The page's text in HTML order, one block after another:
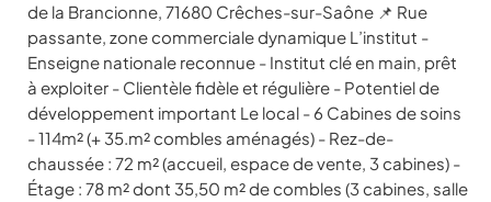
de la Brancionne, 71680 Crêches-sur-Saône 📌 Rue
passante, zone commerciale dynamique L’institut -
Enseigne nationale reconnue - Institut clé en main, prêt
à exploiter - Clientèle fidèle et régulière - Potentiel de
développement important Le local - 6 Cabines de soins
- 114m² (+ 35.m² combles aménagés) - Rez-de-
chaussée : 72 m² (accueil, espace de vente, 3 cabines) -
Étage : 78 m² dont 35,50 m² de combles (3 cabines, salle